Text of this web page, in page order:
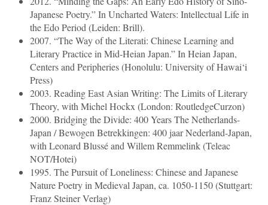
Japanese Poetry.” In Uncharted Waters: Intellectual Life in
the Edo Period (Leiden: Brill).
2007. “The Way of the Literati: Chinese Learning and
Literary Practice in Mid-Heian Japan.” In Heian Japan,
Centers and Peripheries (Honolulu: University of Hawai‘i
Press)
2003. Reading East Asian Writing: The Limits of Literary
Theory, with Michel Hockx (London: RoutledgeCurzon)
2000. Bridging the Divide: 400 Years The Netherlands-
Japan / Bewogen Betrekkingen: 400 jaar Nederland-Japan,
with Leonard Blussé and Willem Remmelink (Teleac
NOT/Hotei)
1995. The Pursuit of Loneliness: Chinese and Japanese
Nature Poetry in Medieval Japan, ca. 1050-1150 (Stuttgart:
Franz Steiner Verlag)